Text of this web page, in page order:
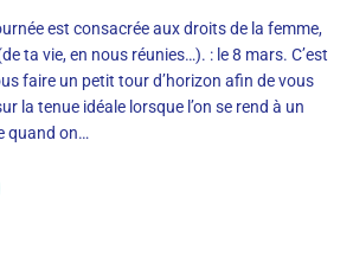
est consacrée aux droits de la femme,
ta vie, en nous réunies…). : le 8 mars. C’est
faire un petit tour d’horizon afin de vous
la tenue idéale lorsque l’on se rend à un
quand on…